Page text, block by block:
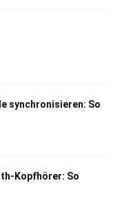
synchronisieren: So
Kopfhörer: So